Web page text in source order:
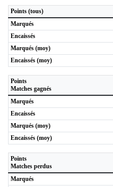
Points (tous)
Marqués
Encaissés
Marqués (moy)
Encaissés (moy)
Points
Matches gagnés
Marqués
Encaissés
Marqués (moy)
Encaissés (moy)
Points
Matches perdus
Marqués